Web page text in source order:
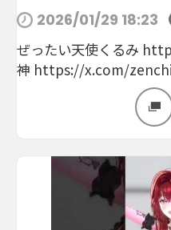
2026/01/29 18:23
ぜったい天使くるみ
神 https://x.com/